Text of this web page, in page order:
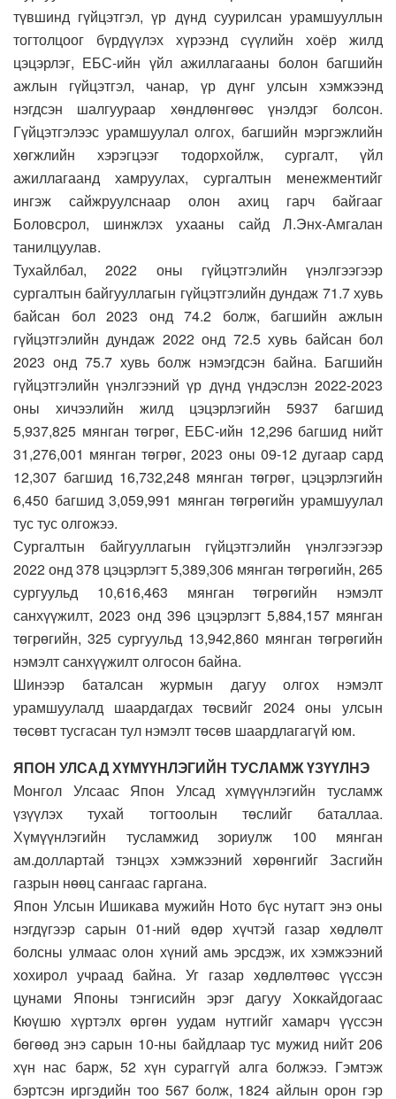
түвшинд гүйцэтгэл, үр дүнд суурилсан урамшууллын
тогтолцоог бүрдүүлэх хүрээнд сүүлийн хоёр жилд
цэцэрлэг, ЕБС-ийн үйл ажиллагааны болон багшийн
ажлын гүйцэтгэл, чанар, үр дүнг улсын хэмжээнд
нэгдсэн шалгуураар хөндлөнгөөс үнэлдэг болсон.
Гүйцэтгэлээс урамшуулал олгох, багшийн мэргэжлийн
хөгжлийн хэрэгцээг тодорхойлж, сургалт, үйл
ажиллагаанд хамруулах, сургалтын менежментийг
ингэж сайжруулснаар олон ахиц гарч байгааг
Боловсрол, шинжлэх ухааны сайд Л.Энх-Амгалан
танилцуулав.
Тухайлбал, 2022 оны гүйцэтгэлийн үнэлгээгээр
сургалтын байгууллагын гүйцэтгэлийн дундаж 71.7 хувь
байсан бол 2023 онд 74.2 болж, багшийн ажлын
гүйцэтгэлийн дундаж 2022 онд 72.5 хувь байсан бол
2023 онд 75.7 хувь болж нэмэгдсэн байна. Багшийн
гүйцэтгэлийн үнэлгээний үр дүнд үндэслэн 2022-2023
оны хичээлийн жилд цэцэрлэгийн 5937 багшид
5,937,825 мянган төгрөг, ЕБС-ийн 12,296 багшид нийт
31,276,001 мянган төгрөг, 2023 оны 09-12 дугаар сард
12,307 багшид 16,732,248 мянган төгрөг, цэцэрлэгийн
6,450 багшид 3,059,991 мянган төгрөгийн урамшуулал
тус тус олгожээ.
Сургалтын байгууллагын гүйцэтгэлийн үнэлгээгээр
2022 онд 378 цэцэрлэгт 5,389,306 мянган төгрөгийн, 265
сургуульд 10,616,463 мянган төгрөгийн нэмэлт
санхүүжилт, 2023 онд 396 цэцэрлэгт 5,884,157 мянган
төгрөгийн, 325 сургуульд 13,942,860 мянган төгрөгийн
нэмэлт санхүүжилт олгосон байна.
Шинээр баталсан журмын дагуу олгох нэмэлт
урамшуулалд шаардагдах төсвийг 2024 оны улсын
төсөвт тусгасан тул нэмэлт төсөв шаардлагагүй юм.
ЯПОН УЛСАД ХҮМҮҮНЛЭГИЙН ТУСЛАМЖ ҮЗҮҮЛНЭ
Монгол Улсаас Япон Улсад хүмүүнлэгийн тусламж
үзүүлэх тухай тогтоолын төслийг баталлаа.
Хүмүүнлэгийн тусламжид зориулж 100 мянган
ам.доллартай тэнцэх хэмжээний хөрөнгийг Засгийн
газрын нөөц сангаас гаргана.
Япон Улсын Ишикава мужийн Ното бүс нутагт энэ оны
нэгдүгээр сарын 01-ний өдөр хүчтэй газар хөдлөлт
болсны улмаас олон хүний амь эрсдэж, их хэмжээний
хохирол учраад байна. Уг газар хөдлөлтөөс үүссэн
цунами Японы тэнгисийн эрэг дагуу Хоккайдогаас
Кюүшю хүртэлх өргөн уудам нутгийг хамарч үүссэн
бөгөөд энэ сарын 10-ны байдлаар тус мужид нийт 206
хүн нас барж, 52 хүн сураггүй алга болжээ. Гэмтэж
бэртсэн иргэдийн тоо 567 болж, 1824 айлын орон гэр